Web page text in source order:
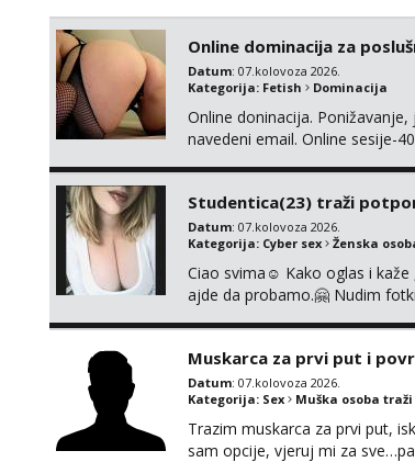
Online dominacija za
Datum: 07.kolovoza 2026.
Kategorija: Fetish Dominacija
Online doninacija.
navedeni email. Online sesije-
Studentica(23) traži
Datum: 07.kolovoza 2026.
Kategorija: Cyber sex Ženska
Ciao svima☺️ Kako oglas i
ajde da probamo.🤗 Nudim
Muskarca za prvi put i
Datum: 07.kolovoza 2026.
Kategorija: Sex Muška osoba
Trazim muskarca za prvi put,
sam opcije, vjeruj mi za